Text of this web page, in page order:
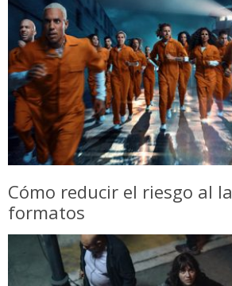
Cómo reducir el riesgo al
formatos